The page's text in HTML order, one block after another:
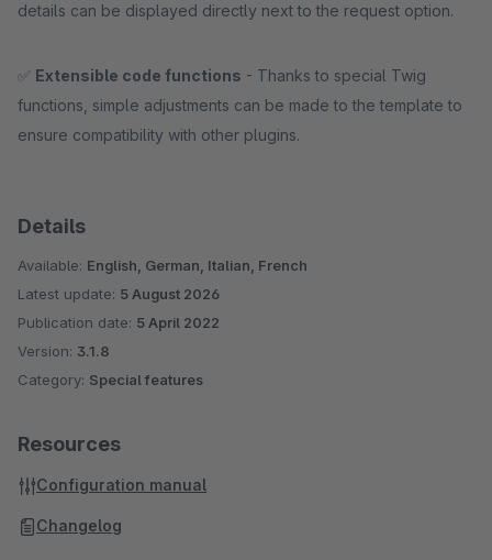
details can be displayed directly next to the request option.
✅ Extensible code functions - Thanks to special Twig
functions, simple adjustments can be made to the template to
ensure compatibility with other plugins.
Details
Available: English, German, Italian, French
Latest update: 5 August 2026
Publication date: 5 April 2022
Version: 3.1.8
Category: Special features
Resources
Configuration manual
Changelog